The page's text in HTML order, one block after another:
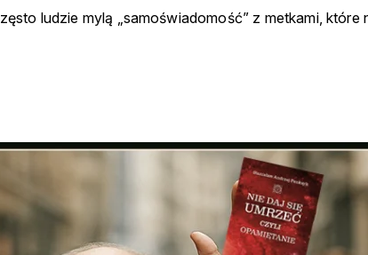
ludzie mylą „samoświadomość” z metkami,